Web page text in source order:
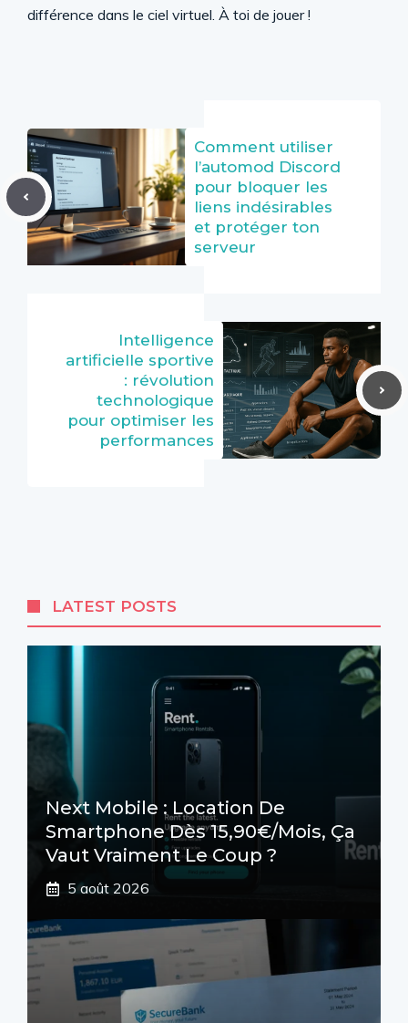
différence dans le ciel virtuel. À toi de jouer !
Comment utiliser
l’automod Discord
pour bloquer les
liens indésirables
et protéger ton
serveur
Intelligence
artificielle sportive
: révolution
technologique
pour optimiser les
performances
LATEST POSTS
Next Mobile : Location De
Smartphone Dès 15,90€/mois, Ça
Vaut Vraiment Le Coup ?
5 août 2026